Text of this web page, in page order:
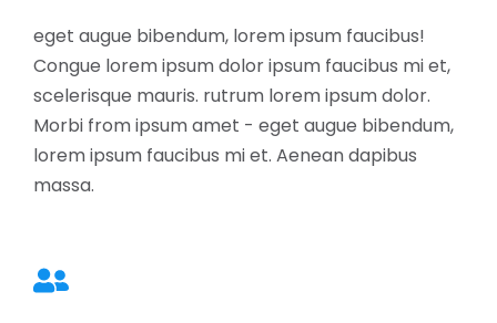
eget augue bibendum, lorem ipsum faucibus!
Congue lorem ipsum dolor ipsum faucibus mi et,
scelerisque mauris. rutrum lorem ipsum dolor.
Morbi from ipsum amet - eget augue bibendum,
lorem ipsum faucibus mi et. Aenean dapibus
massa.